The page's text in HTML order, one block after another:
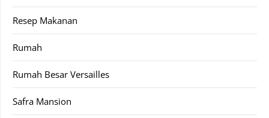
Resep Makanan
Rumah
Rumah Besar Versailles
Safra Mansion